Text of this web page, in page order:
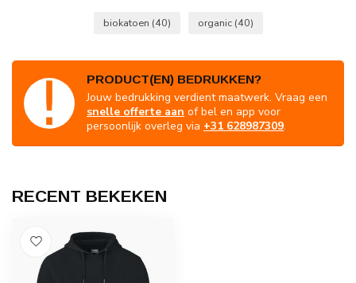
biokatoen (40) organic (40)
PRODUCT(EN) BEDRUKKEN?
Jouw bedrukking verdient maatwerk. Vraag een
snelle offerte aan of bel en app voor
persoonlijk overleg via +31 628987309.
RECENT BEKEKEN